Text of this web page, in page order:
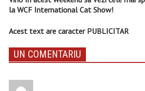
la WCF International Cat Show!
Acest text are caracter PUBLICITAR
UN COMENTARIU